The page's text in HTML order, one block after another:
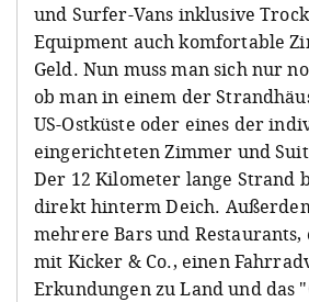
und Surfer-Vans inklusive
Equipment auch komfortable
Geld. Nun muss man sich nur
ob man in einem der
US-Ostküste oder eines der
eingerichteten Zimmer und
Der 12 Kilometer lange Strand
direkt hinterm Deich.
mehrere Bars und
mit Kicker & Co., einen
Erkundungen zu Land und das